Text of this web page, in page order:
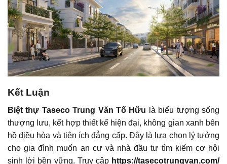
Kết Luận
Biệt thự Taseco Trung Văn Tố Hữu là biểu tượng sống
thượng lưu, kết hợp thiết kế hiện đại, không gian xanh bên
hồ điều hòa và tiện ích đẳng cấp. Đây là lựa chọn lý tưởng
cho gia đình muốn an cư và nhà đầu tư tìm kiếm cơ hội
sinh lời bền vững. Truy cập https://tasecotrungvan.com/